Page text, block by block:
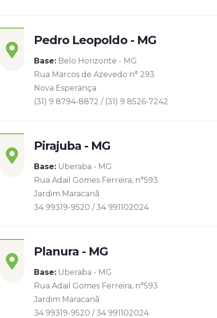
Pedro Leopoldo - MG
Base: Belo Horizonte - MG
Rua Marcos de Azevedo n° 293
Nova Esperança
(31) 9 8794-8872 / (31) 9 8526-7242
Pirajuba - MG
Base: Uberaba - MG
Rua Adail Gomes Ferreira, n°593
Jardim Maracanã
34 99319-9520 / 34 991102024
Planura - MG
Base: Uberaba - MG
Rua Adail Gomes Ferreira, n°593
Jardim Maracanã
34 99319-9520 / 34 991102024